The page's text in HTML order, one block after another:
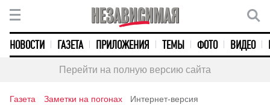
НОВОСТИ ГАЗЕТА ПРИЛОЖЕНИЯ ТЕМЫ ФОТО ВИДЕО
Перейти на полную версию сайта
Газета Заметки на погонах Интернет-версия